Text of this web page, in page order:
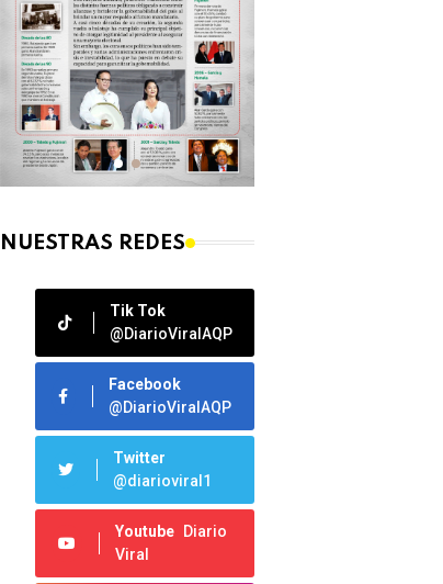
NUESTRAS REDES
Tik Tok
@DiarioViralAQP
Facebook
@DiarioViralAQP
Twitter
@diarioviral1
Youtube
Diario
Viral